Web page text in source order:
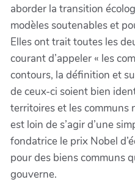
aborder la transition
modèles soutenables et
Elles ont trait toutes les
courant d’appeler « les
contours, la définition et
de ceux-ci soient bien
territoires et les communs
est loin de s’agir d’une
fondatrice le prix Nobel
pour des biens communs
gouverne.